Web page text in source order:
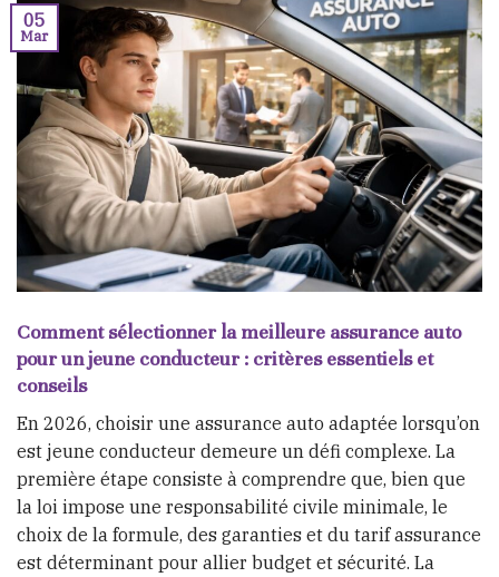
05
Mar
Comment sélectionner la meilleure assurance auto
pour un jeune conducteur : critères essentiels et
conseils
En 2026, choisir une assurance auto adaptée lorsqu’on
est jeune conducteur demeure un défi complexe. La
première étape consiste à comprendre que, bien que
la loi impose une responsabilité civile minimale, le
choix de la formule, des garanties et du tarif assurance
est déterminant pour allier budget et sécurité. La